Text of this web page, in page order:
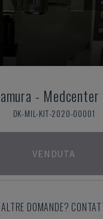
- Medcenter
DK-MIL-KIT-2020-00001
VENDUTA
DOMANDE?